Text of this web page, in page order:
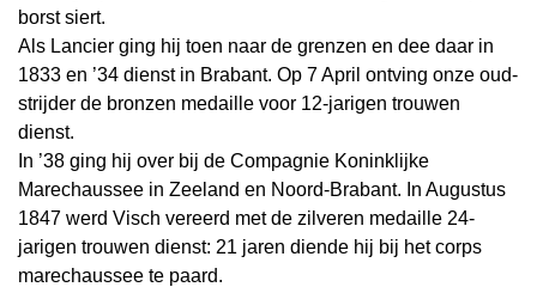
borst siert.
Als Lancier ging hij toen naar de grenzen en dee daar in
1833 en ’34 dienst in Brabant. Op 7 April ontving onze oud-
strijder de bronzen medaille voor 12-jarigen trouwen
dienst.
In ’38 ging hij over bij de Compagnie Koninklijke
Marechaussee in Zeeland en Noord-Brabant. In Augustus
1847 werd Visch vereerd met de zilveren medaille 24-
jarigen trouwen dienst: 21 jaren diende hij bij het corps
marechaussee te paard.